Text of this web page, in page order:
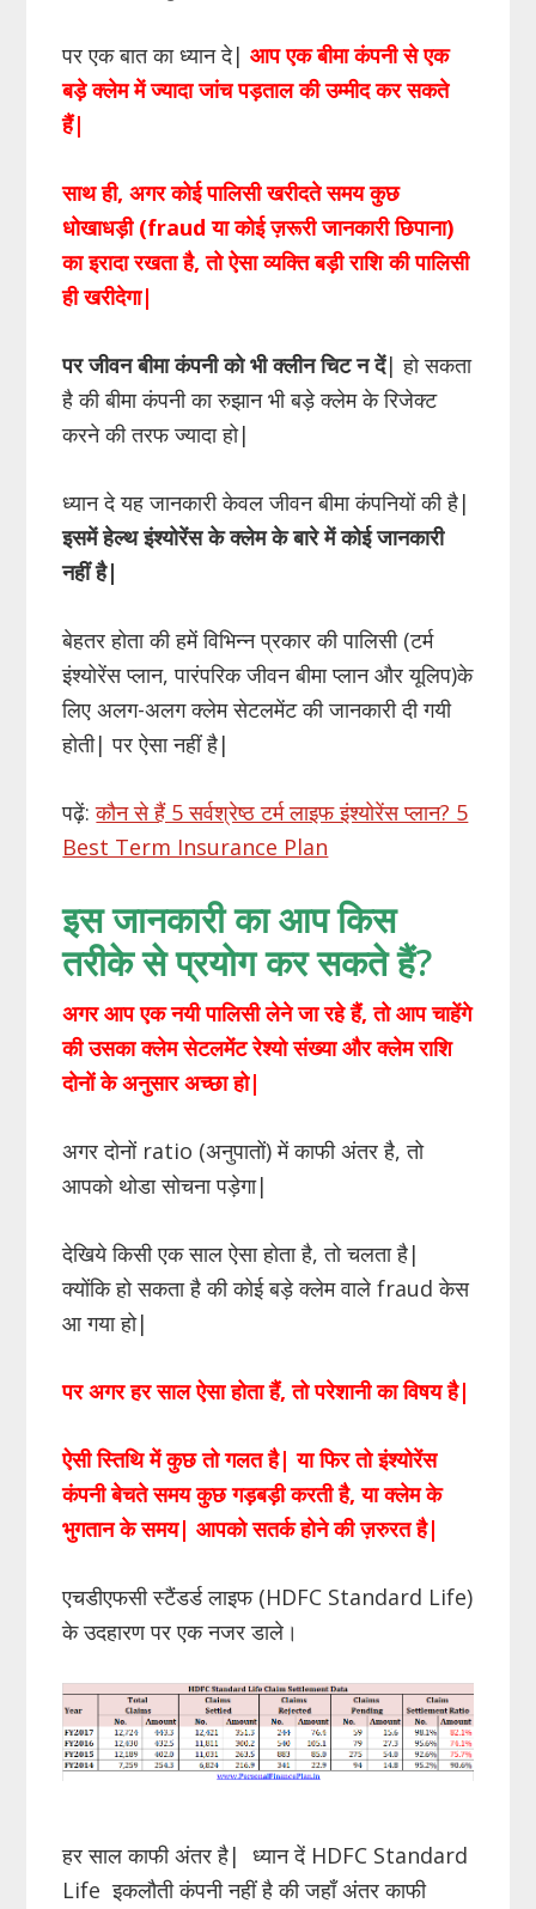
पर एक बात का ध्यान दे|आप एक बीमा कंपनी से एक
बड़े क्लेम में ज्यादा जांच पड़ताल की उम्मीद कर सकते
हैं|
साथ ही, अगर कोई पालिसी खरीदते समय कुछ
धोखाधड़ी (fraud या कोई ज़रूरी जानकारी छिपाना)
का इरादा रखता है, तो ऐसा व्यक्ति बड़ी राशि की पालिसी
ही खरीदेगा|
पर जीवन बीमा कंपनी को भी क्लीन चिट न दें| हो सकता
है की बीमा कंपनी का रुझान भी बड़े क्लेम के रिजेक्ट
करने की तरफ ज्यादा हो|
ध्यान दे यह जानकारी केवल जीवन बीमा कंपनियों की है|
इसमें हेल्थ इंश्योरेंस के क्लेम के बारे में कोई जानकारी
नहीं है|
बेहतर होता की हमें विभिन्न प्रकार की पालिसी (टर्म
इंश्योरेंस प्लान, पारंपरिक जीवन बीमा प्लान और यूलिप)के
लिए अलग-अलग क्लेम सेटलमेंट की जानकारी दी गयी
होती| पर ऐसा नहीं है|
पढ़ें:कौन से हैं 5 सर्वश्रेष्ठ टर्म लाइफ इंश्योरेंस प्लान? 5
Best Term Insurance Plan
इस जानकारी का आप किस
तरीके से प्रयोग कर सकते हैं?
अगर आप एक नयी पालिसी लेने जा रहे हैं, तो आप चाहेंगे
की उसका क्लेम सेटलमेंट रेश्यो संख्या और क्लेम राशि
दोनों के अनुसार अच्छा हो|
अगर दोनों ratio (अनुपातों) में काफी अंतर है, तो
आपको थोडा सोचना पड़ेगा|
देखिये किसी एक साल ऐसा होता है, तो चलता है|
क्योंकि हो सकता है की कोई बड़े क्लेम वाले fraud केस
आ गया हो|
पर अगर हर साल ऐसा होता हैं, तो परेशानी का विषय है|
ऐसी स्तिथि में कुछ तो गलत है| या फिर तो इंश्योरेंस
कंपनी बेचते समय कुछ गड़बड़ी करती है, या क्लेम के
भुगतान के समय| आपको सतर्क होने की ज़रुरत है|
एचडीएफसी स्टैंडर्ड लाइफ (HDFC Standard Life)
के उदहारण पर एक नजर डाले।
हर साल काफी अंतर है| ध्यान दें HDFC Standard
Life इकलौती कंपनी नहीं है की जहाँ अंतर काफी